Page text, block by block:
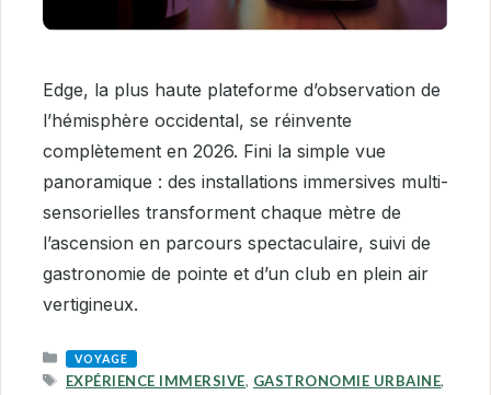
Edge, la plus haute plateforme d’observation de
l’hémisphère occidental, se réinvente
complètement en 2026. Fini la simple vue
panoramique : des installations immersives multi-
sensorielles transforment chaque mètre de
l’ascension en parcours spectaculaire, suivi de
gastronomie de pointe et d’un club en plein air
vertigineux.
CATEGORIES
VOYAGE
TAGS
EXPÉRIENCE IMMERSIVE, GASTRONOMIE URBAINE,